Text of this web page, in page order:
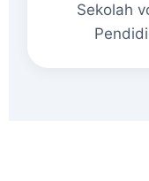
Sekolah